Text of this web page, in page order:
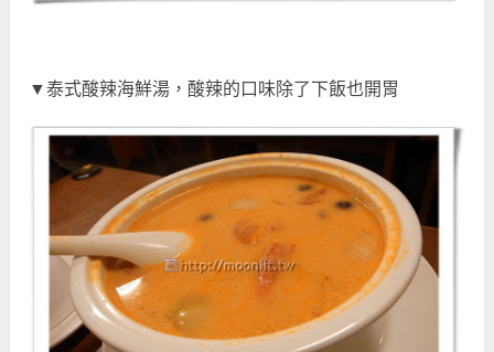
▼泰式酸辣海鮮湯，酸辣的口味除了下飯也開胃